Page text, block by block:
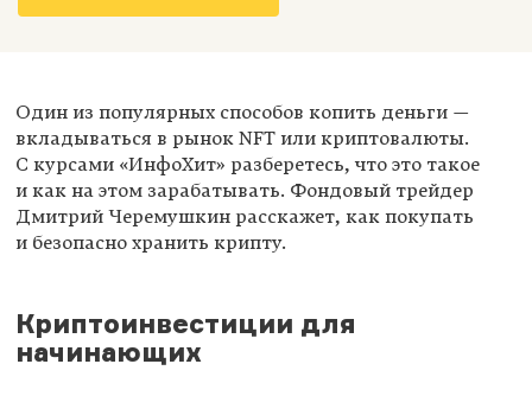
Один из популярных способов копить деньги —
вкладываться в рынок NFT или криптовалюты.
С курсами «ИнфоХит» разберетесь, что это такое
и как на этом зарабатывать. Фондовый трейдер
Дмитрий Черемушкин расскажет, как покупать
и безопасно хранить крипту.
Криптоинвестиции для
начинающих